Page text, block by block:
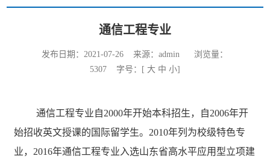
通信工程专业
发布日期：2021-07-26 来源：admin 浏览量：
5307字号：[ 大 中 小]
通信工程专业自2000年开始本科招生，自2006年开
始招收英文授课的国际留学生。2010年列为校级特色专
业，2016年通信工程专业入选山东省高水平应用型立项建